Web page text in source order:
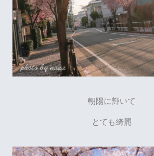
朝陽に輝いて
とても綺麗